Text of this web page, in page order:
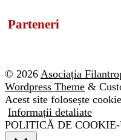
Parteneri
© 2026 Asociația
Wordpress Theme &
Acest site folosește
Informații detaliate
POLITICĂ DE